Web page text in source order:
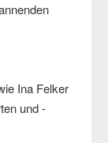
Ina Felker
und -